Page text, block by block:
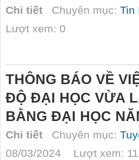
Chi tiết Chuyên mục: Tin
Lượt xem: 0
THÔNG BÁO VỀ
ĐỘ ĐẠI HỌC VỪA
BẰNG ĐẠI HỌC
Chi tiết Chuyên mục:
08/03/2024 Lượt xem: